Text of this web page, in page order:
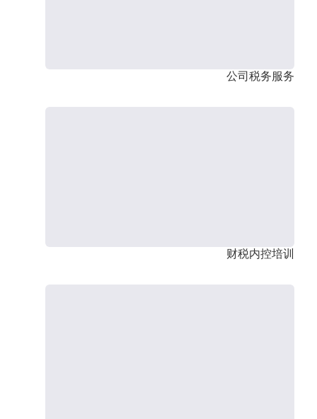
公司税务服务
财税内控培训